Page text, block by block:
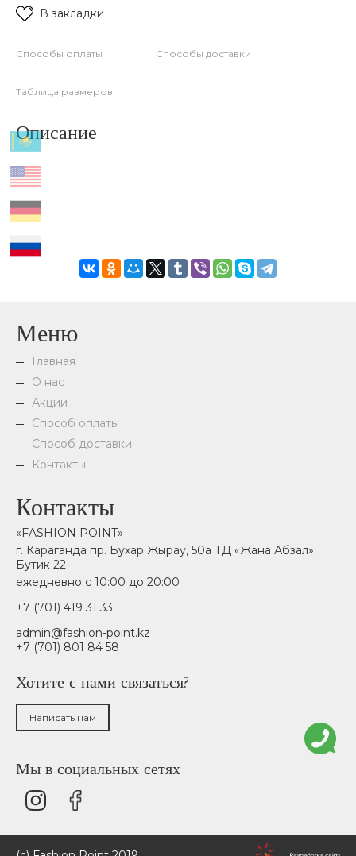
В закладки
Способы оплаты Способы доставки
Таблица размеров
Описание
Меню
Главная
О нас
Акции
Способ оплаты
Способ доставки
Контакты
Контакты
«FASHION POINT»
г. Караганда пр. Бухар Жырау, 50а ТД «Жана Абзал»
Бутик 22
ежедневно с 10:00 до 20:00
+7 (701) 419 31 33
admin@fashion-point.kz
+7 (701) 801 84 58
Хотите с нами связаться?
Написать нам
Мы в социальных сетях